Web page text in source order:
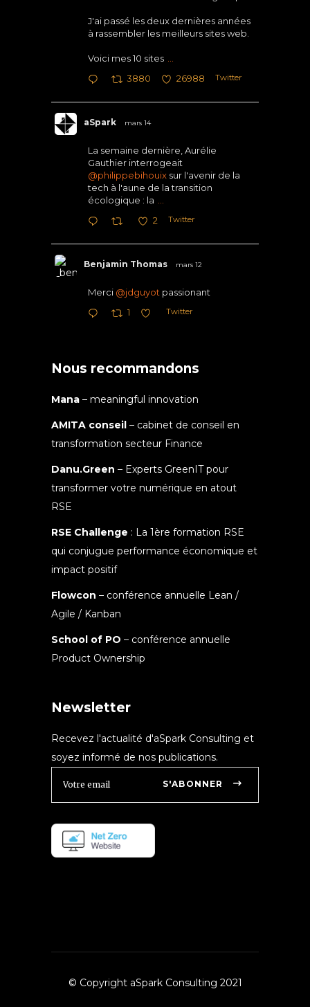
J'ai passé les deux dernières années
à rassembler les meilleurs sites web.
Voici mes 10 sites
3880 26988 Twitter
aSpark mars 14
La semaine dernière, Aurélie
Gauthier interrogeait
@philippebihouix sur l'avenir de la
tech à l'aune de la transition
écologique : la
2 Twitter
Benjamin Thomas mars 12
Merci @jdguyot passionant
1 Twitter
Nous recommandons
Mana – meaningful innovation
AMITA conseil – cabinet de conseil en
transformation secteur Finance
Danu.Green – Experts GreenIT pour
transformer votre numérique en atout
RSE
RSE Challenge : La 1ère formation RSE
qui conjugue performance économique et
impact positif
Flowcon – conférence annuelle Lean /
Agile / Kanban
School of PO – conférence annuelle
Product Ownership
Newsletter
Recevez l'actualité d'aSpark Consulting et
soyez informé de nos publications.
S'ABONNER
© Copyright aSpark Consulting 2021